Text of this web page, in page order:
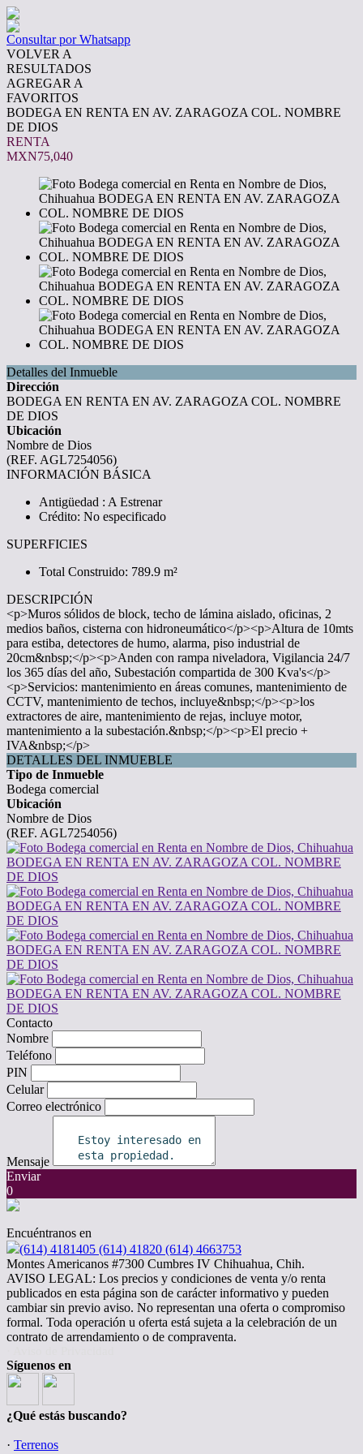
Consultar por Whatsapp
VOLVER A
RESULTADOS
AGREGAR A
FAVORITOS
BODEGA EN RENTA EN AV. ZARAGOZA COL. NOMBRE
DE DIOS
RENTA
MXN75,040
Detalles del Inmueble
Dirección
BODEGA EN RENTA EN AV. ZARAGOZA COL. NOMBRE
DE DIOS
Ubicación
Nombre de Dios
(REF. AGL7254056)
INFORMACIÓN BÁSICA
Antigüedad : A Estrenar
Crédito: No especificado
SUPERFICIES
Total Construido: 789.9 m²
DESCRIPCIÓN
<p>Muros sólidos de block, techo de lámina aislado, oficinas, 2
medios baños, cisterna con hidroneumático</p><p>Altura de 10mts
para estiba, detectores de humo, alarma, piso industrial de
20cm&nbsp;</p><p>Anden con rampa niveladora, Vigilancia 24/7
los 365 días del año, Subestación compartida de 300 Kva's</p>
<p>Servicios: mantenimiento en áreas comunes, mantenimiento de
CCTV, mantenimiento de techos, incluye&nbsp;</p><p>los
extractores de aire, mantenimiento de rejas, incluye motor,
mantenimiento a la subestación.&nbsp;</p><p>El precio +
IVA&nbsp;</p>
DETALLES DEL INMUEBLE
Tipo de Inmueble
Bodega comercial
Ubicación
Nombre de Dios
(REF. AGL7254056)
Contacto
Nombre
Teléfono
PIN
Celular
Correo electrónico
Mensaje
Enviar
0
Encuéntranos en
(614) 4181405 (614) 41820 (614) 4663753
Montes Americanos #7300 Cumbres IV Chihuahua, Chih.
AVISO LEGAL: Los precios y condiciones de venta y/o renta
publicados en esta página son de carácter informativo y pueden
cambiar sin previo aviso. No representan una oferta o compromiso
formal. Toda operación u oferta está sujeta a la celebración de un
contrato de arrendamiento o de compraventa.
Síguenos en
¿Qué estás buscando?
· Terrenos